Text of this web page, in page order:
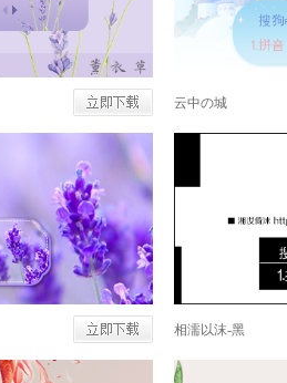
云中の城
相濡以沫-黑